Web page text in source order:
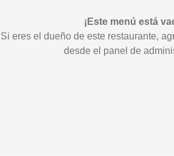
¡Este menú está
Si eres el dueño de este restaurante,
desde el panel de